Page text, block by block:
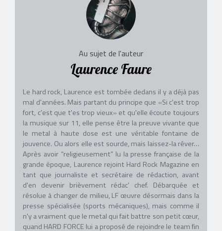
Au sujet de l'auteur
Laurence Faure
Le hard rock, Laurence est tombée dedans il y a déjà pas
mal d'années. Mais partant du principe que «Si c'est trop
fort, c'est que t'es trop vieux» et qu'elle écoute toujours
la musique sur 11, elle pense être la preuve vivante que
le metal à haute dose est une véritable fontaine de
jouvence. Ou alors elle est sourde, mais laissez-la rêver…
Après avoir “religieusement” lu la presse française de la
grande époque, Laurence rejoint Hard Rock Magazine en
tant que journaliste et secrétaire de rédaction, avant
d'en devenir brièvement rédac' chef. Débarquée et
résolue à changer de milieu, LF œuvre désormais dans la
presse spécialisée (sports mécaniques), mais comme il
n'y a vraiment que le metal qui fait battre son petit cœur,
quand HARD FORCE lui a proposé de rejoindre le team fin